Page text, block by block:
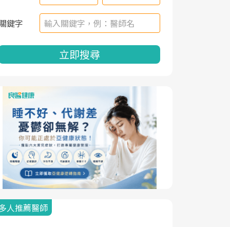
鍵字
立即搜尋
人推薦醫師